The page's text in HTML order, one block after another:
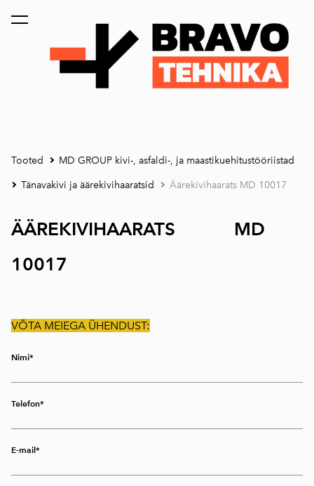
lisati ostukorvi. Vaata ostukorvi
Tooted MD GROUP kivi-, asfaldi-, ja maastikuehitustööriistad
Tänavakivi ja äärekivihaaratsid Äärekivihaarats MD 10017
ÄÄREKIVIHAARATS MD
10017
VÕTA MEIEGA ÜHENDUST:
Nimi
Telefon
E-mail